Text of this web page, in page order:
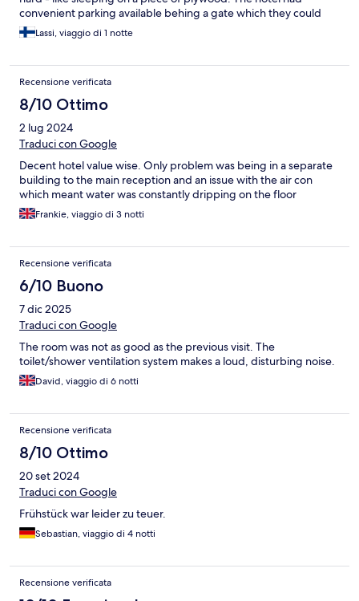
convenient parking available behing a gate which they could
open from the front desk the first time you drive in.
Lassi, viaggio di 1 notte
Recensione verificata
8/10 Ottimo
2 lug 2024
Traduci con Google
Decent hotel value wise. Only problem was being in a separate
building to the main reception and an issue with the air con
which meant water was constantly dripping on the floor
Frankie, viaggio di 3 notti
Recensione verificata
6/10 Buono
7 dic 2025
Traduci con Google
The room was not as good as the previous visit. The
toilet/shower ventilation system makes a loud, disturbing noise.
David, viaggio di 6 notti
Recensione verificata
8/10 Ottimo
20 set 2024
Traduci con Google
Frühstück war leider zu teuer.
Sebastian, viaggio di 4 notti
Recensione verificata